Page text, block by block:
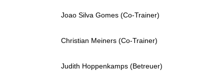
Joao Silva Gomes (Co-Trainer)
Christian Meiners (Co-Trainer)
Judith Hoppenkamps (Betreuer)